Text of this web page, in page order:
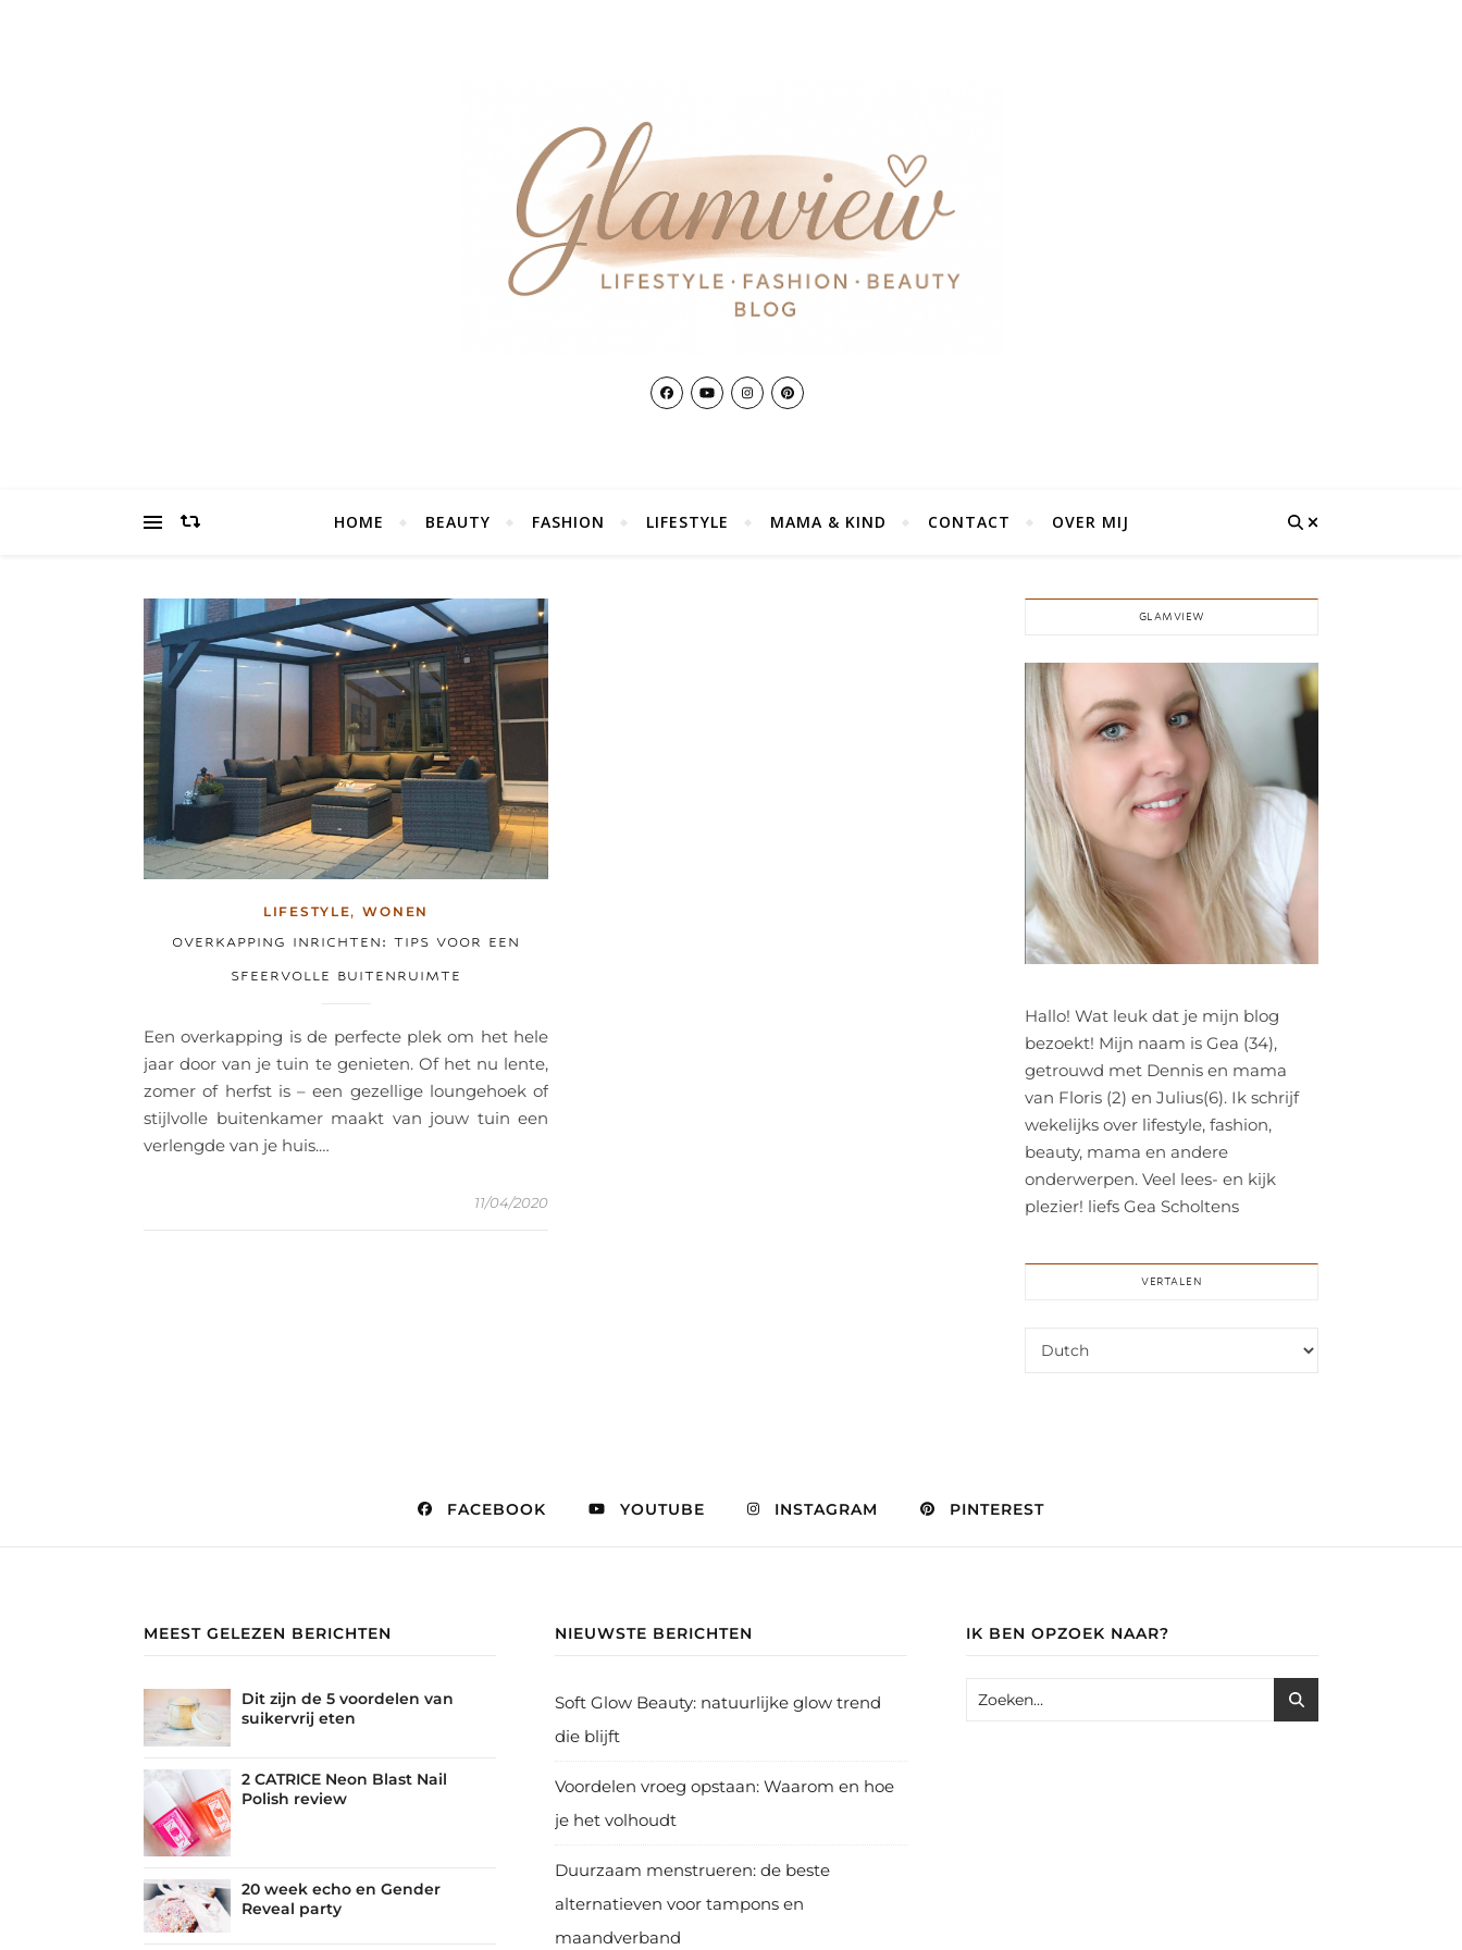
HOME BEAUTY FASHION LIFESTYLE MAMA & KIND CONTACT OVER MIJ
LIFESTYLE,WONEN
OVERKAPPING INRICHTEN: TIPS VOOR EEN
SFEERVOLLE BUITENRUIMTE
Een overkapping is de perfecte plek om het hele
jaar door van je tuin te genieten. Of het nu lente,
zomer of herfst is – een gezellige loungehoek of
stijlvolle buitenkamer maakt van jouw tuin een
verlengde van je huis.…
11/04/2020
GLAMVIEW
Hallo! Wat leuk dat je mijn blog
bezoekt! Mijn naam is Gea (34),
getrouwd met Dennis en mama
van Floris (2) en Julius(6). Ik schrijf
wekelijks over lifestyle, fashion,
beauty, mama en andere
onderwerpen. Veel lees- en kijk
plezier! liefs Gea Scholtens
VERTALEN
FACEBOOK YOUTUBE INSTAGRAM PINTEREST
MEEST GELEZEN BERICHTEN
Dit zijn de 5 voordelen van
suikervrij eten
2 CATRICE Neon Blast Nail
Polish review
20 week echo en Gender
Reveal party
NIEUWSTE BERICHTEN
Soft Glow Beauty: natuurlijke glow trend
die blijft
Voordelen vroeg opstaan: Waarom en hoe
je het volhoudt
Duurzaam menstrueren: de beste
alternatieven voor tampons en
maandverband
IK BEN OPZOEK NAAR?